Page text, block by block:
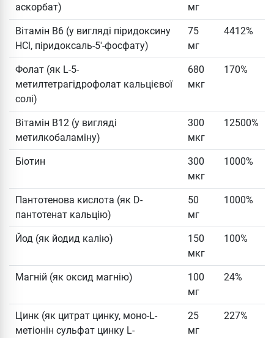
аскорбат)
мг
Вітамін B6 (у вигляді піридоксину
HCl, піридоксаль-5'-фосфату)
75
мг
4412%
Фолат (як L-5-
метилтетрагідрофолат кальцієвої
солі)
680
мкг
170%
Вітамін В12 (у вигляді
метилкобаламіну)
300
мкг
12500%
Біотин
300
мкг
1000%
Пантотенова кислота (як D-
пантотенат кальцію)
50
мг
1000%
Йод (як йодид калію)
150
мкг
100%
Магній (як оксид магнію)
100
мг
24%
Цинк (як цитрат цинку, моно-L-
метіонін сульфат цинку L-
25
мг
227%